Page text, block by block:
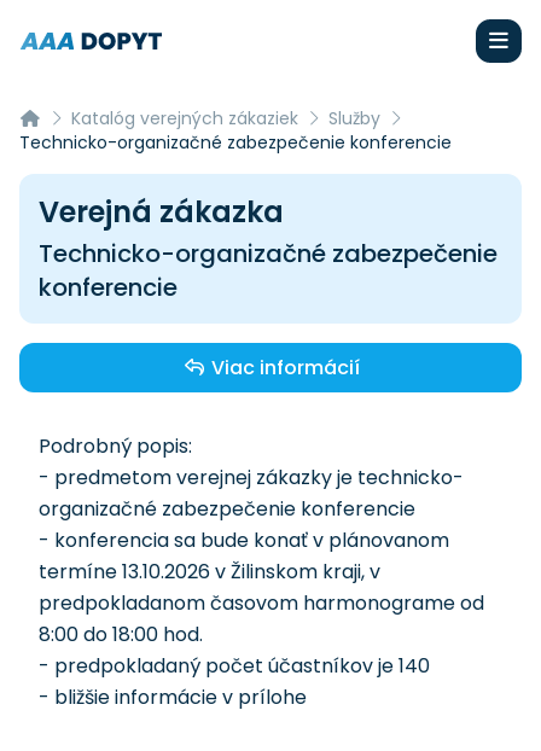
Katalóg verejných zákaziek
Služby
Technicko-organizačné zabezpečenie konferencie
Verejná zákazka
Technicko-organizačné zabezpečenie
konferencie
Viac informácií
Podrobný popis:
- predmetom verejnej zákazky je technicko-
organizačné zabezpečenie konferencie
- konferencia sa bude konať v plánovanom
termíne 13.10.2026 v Žilinskom kraji, v
predpokladanom časovom harmonograme od
8:00 do 18:00 hod.
- predpokladaný počet účastníkov je 140
- bližšie informácie v prílohe